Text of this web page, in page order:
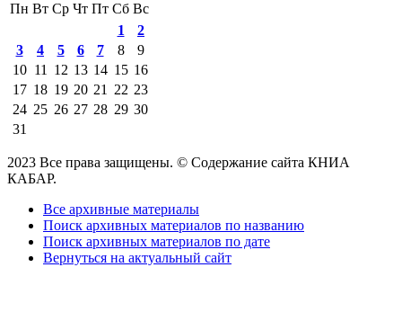
Пн Вт Ср Чт Пт Сб Вс
1
2
3
4 5 6 7 8
9
10 11 12 13 14 15 16
17 18 19 20 21 22 23
24 25 26 27 28 29 30
31
2023 Все права защищены. © Содержание сайта КНИА
КАБАР.
Все архивные материалы
Поиск архивных материалов по названию
Поиск архивных материалов по дате
Вернуться на актуальный сайт